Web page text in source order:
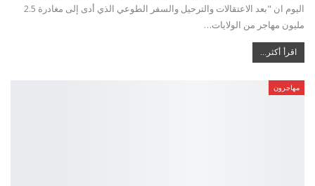
اليوم ان "بعد الاعتقالات والترحيل والسفر الطوعي الذي أدى إلى مغادرة 2.5
مليون مهاجر من الولايات…
اقرأ أكثر...
مهاجرون